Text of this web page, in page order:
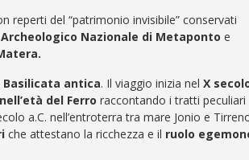
reperti del “patrimonio invisibile” conservati
Nazionale di Metaponto e
Basilicata antica. Il viaggio inizia nel X
nell’età del Ferro raccontando i tratti peculiari
a.C. nell’entroterra tra mare Jonio e
che attestano la ricchezza e il ruolo